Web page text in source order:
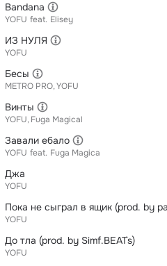
Bandana
YOFU feat. Elisey
ИЗ НУЛЯ
YOFU
Бесы
METRO PRO YOFU
Винты
YOFU Fuga Magical
Завали ебало
YOFU feat. Fuga Magica
Джа
YOFU
Пока не сыграл в ящик (prod. by
YOFU
До тла (prod. by Simf.BEAT`s)
YOFU